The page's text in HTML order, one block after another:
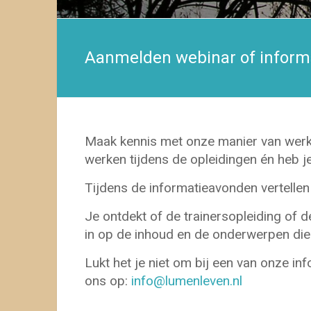
Aanmelden webinar of
Maak kennis met onze manier van
werken tijdens de opleidingen én heb
Tijdens de informatieavonden
Je ontdekt of de trainersopleiding of
in op de inhoud en de onderwerpen
Lukt het je niet om bij een van onze
ons op: info@lumenleven.nl